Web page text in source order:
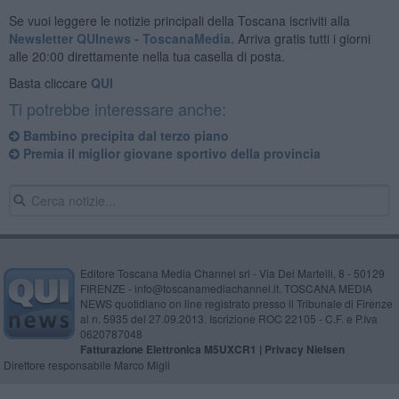
Se vuoi leggere le notizie principali della Toscana iscriviti alla
Newsletter QUInews - ToscanaMedia. Arriva gratis tutti i giorni
alle 20:00 direttamente nella tua casella di posta.
Basta cliccare QUI
Ti potrebbe interessare anche:
Bambino precipita dal terzo piano
Premia il miglior giovane sportivo della provincia
Editore Toscana Media Channel srl - Via Dei Martelli, 8 - 50129
FIRENZE - info@toscanamediachannel.it. TOSCANA MEDIA
NEWS quotidiano on line registrato presso il Tribunale di Firenze
al n. 5935 del 27.09.2013. Iscrizione ROC 22105 - C.F. e P.Iva
0620787048
Fatturazione Elettronica M5UXCR1 | Privacy Nielsen
Direttore responsabile Marco Migli